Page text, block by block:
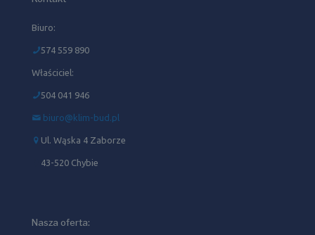
Biuro:
574 559 890
Właściciel:
504 041 946‬
biuro@klim-bud.pl
Ul. Wąska 4 Zaborze
43-520 Chybie
Nasza oferta: